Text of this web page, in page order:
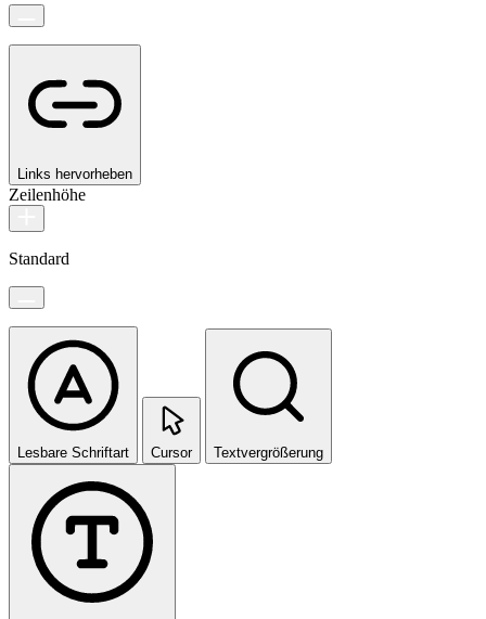
Links hervorheben
Zeilenhöhe
Standard
Lesbare Schriftart Cursor Textvergrößerung